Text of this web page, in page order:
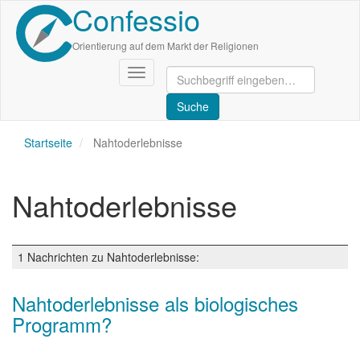
Direkt
zum
Inhalt
Confessio
Orientierung auf dem Markt der Religionen
Navigation
aktivieren/deaktivieren
Startseite Nahtoderlebnisse
Nahtoderlebnisse
1 Nachrichten zu Nahtoderlebnisse:
Nahtoderlebnisse als biologisches
Programm?